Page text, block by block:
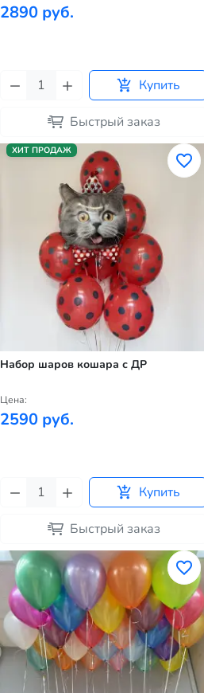
2890 руб.
Купить
Быстрый заказ
ХИТ ПРОДАЖ
Набор шаров кошара с ДР
Цена:
2590 руб.
Купить
Быстрый заказ